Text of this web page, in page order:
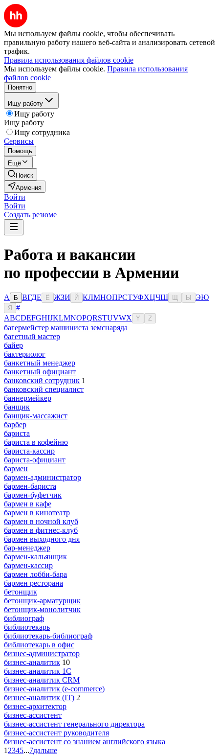
Мы используем файлы cookie, чтобы обеспечивать
правильную работу нашего веб-сайта и анализировать сетевой
трафик.
Правила использования файлов cookie
Мы используем файлы cookie. Правила использования
файлов cookie
Понятно
Ищу работу
Ищу работу
Ищу работу
Ищу сотрудника
Сервисы
Помощь
Ещё
Поиск
Армения
Войти
Войти
Создать резюме
Работа и вакансии
по профессии в Армении
А Б ВГДЕ Ё ЖЗИ Й КЛМНОПРСТУФХЦЧШ Ы ЭЮ
Я
#
ABCDEFGHIJKLMNOPQRSTUVWX Y Z
багермейстер машиниста земснаряда
багетный мастер
байер
бактериолог
банкетный менеджер
банкетный официант
банковский сотрудник 1
банковский специалист
баннермейкер
банщик
банщик-массажист
барбер
бариста
бариста в кофейню
бариста-кассир
бариста-официант
бармен
бармен-администратор
бармен-бариста
бармен-буфетчик
бармен в кафе
бармен в кинотеатр
бармен в ночной клуб
бармен в фитнес-клуб
бармен выходного дня
бар-менеджер
бармен-кальянщик
бармен-кассир
бармен лобби-бара
бармен ресторана
бетонщик
бетонщик-арматурщик
бетонщик-монолитчик
библиограф
библиотекарь
библиотекарь-библиограф
библиотекарь в офис
бизнес-администратор
бизнес-аналитик 10
бизнес-аналитик 1С
бизнес-аналитик CRM
бизнес-аналитик (e-commerce)
бизнес-аналитик (IT) 2
бизнес-архитектор
бизнес-ассистент
бизнес-ассистент генерального директора
бизнес-ассистент руководителя
бизнес-ассистент со знанием английского языка
1 2345...7дальше